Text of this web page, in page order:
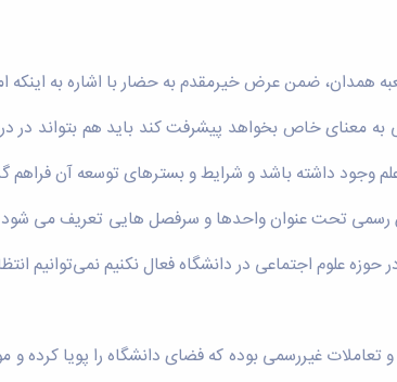
همدان، ضمن عرض خیرمقدم به حضار با اشاره به اینکه
به معنای خاص بخواهد پیشرفت کند باید هم بتواند در
وجود داشته باشد و شرایط و بسترهای توسعه آن فراهم
رسمی تحت عنوان واحدها و سرفصل هایی تعریف می شود
علوم اجتماعی در دانشگاه فعال نکنیم نمی‌توانیم
غیررسمی بوده که فضای دانشگاه را پویا کرده